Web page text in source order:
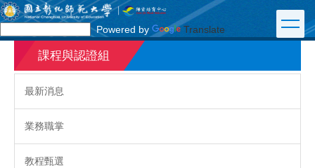
跳
到
主
內
Powered by Translate
課程與認證組
最新消息
業務職掌
教程甄選